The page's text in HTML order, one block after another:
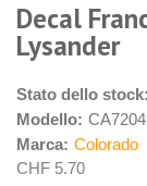
Decal
Lysander
Stato dello stock:
Modello:
Marca: Colorado
CHF 5.70